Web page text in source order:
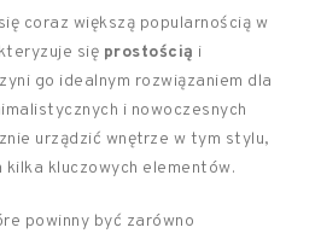
coraz większą popularnością w
się prostością i
go idealnym rozwiązaniem dla
i nowoczesnych
urządzić wnętrze w tym stylu,
kluczowych elementów.
powinny być zarówno